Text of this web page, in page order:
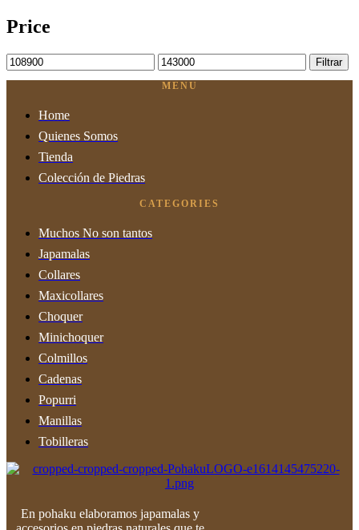
Price
Precio
mínimo
Precio
máximo
Filtrar
MENU
Home
Quienes Somos
Tienda
Colección de Piedras
CATEGORIES
Muchos No son tantos
Japamalas
Collares
Maxicollares
Choquer
Minichoquer
Colmillos
Cadenas
Popurri
Manillas
Tobilleras
En pohaku elaboramos japamalas y